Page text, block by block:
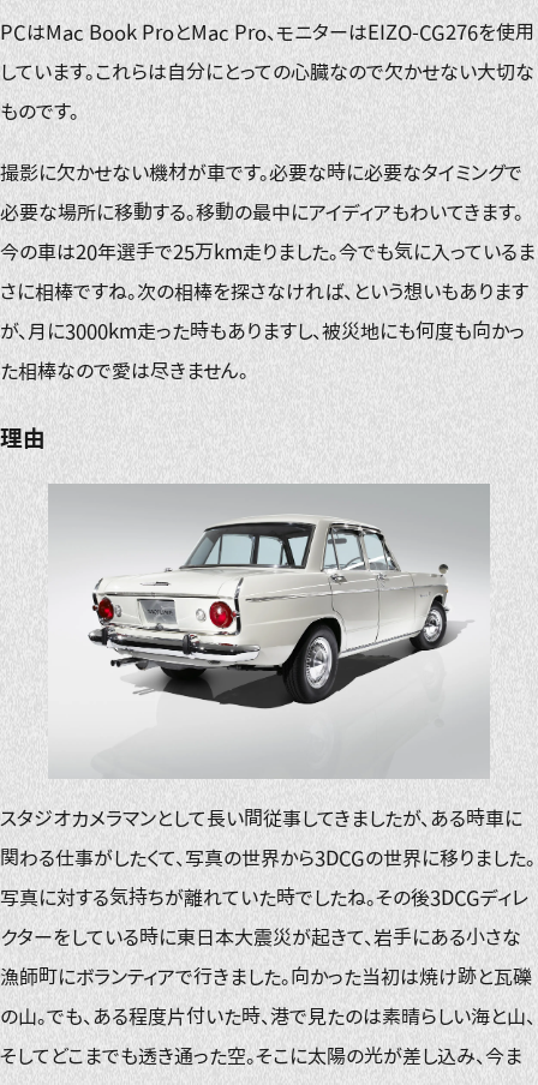
PCはMac Book ProとMac Pro、モニターはEIZO-CG276を使用
しています。これらは自分にとっての心臓なので欠かせない大切な
ものです。
撮影に欠かせない機材が車です。必要な時に必要なタイミングで
必要な場所に移動する。移動の最中にアイディアもわいてきます。
今の車は20年選手で25万km走りました。今でも気に入っているま
さに相棒ですね。次の相棒を探さなければ、という想いもあります
が、月に3000km走った時もありますし、被災地にも何度も向かっ
た相棒なので愛は尽きません。
理由
スタジオカメラマンとして長い間従事してきましたが、ある時車に
関わる仕事がしたくて、写真の世界から3DCGの世界に移りました。
写真に対する気持ちが離れていた時でしたね。その後3DCGディレ
クターをしている時に東日本大震災が起きて、岩手にある小さな
漁師町にボランティアで行きました。向かった当初は焼け跡と瓦礫
の山。でも、ある程度片付いた時、港で見たのは素晴らしい海と山、
そしてどこまでも透き通った空。そこに太陽の光が差し込み、今ま